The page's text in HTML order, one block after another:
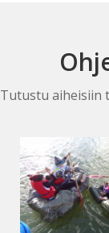
Tutustu aiheisiin